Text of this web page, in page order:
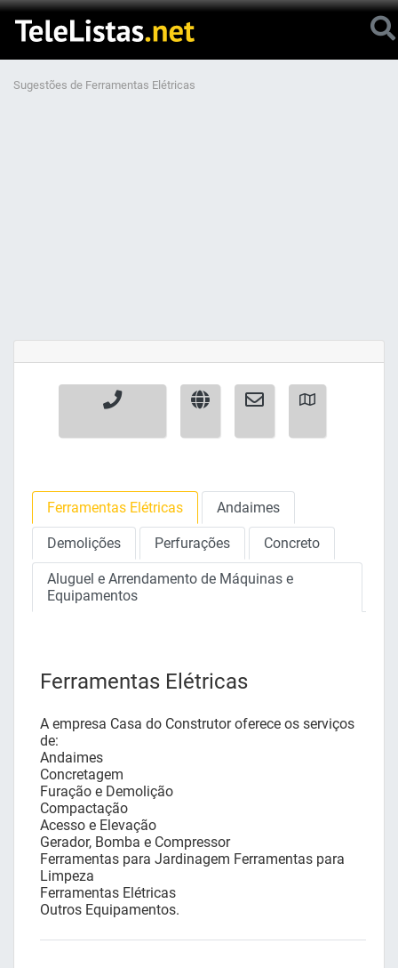
Sugestões de Ferramentas Elétricas
Ferramentas Elétricas Andaimes
Demolições Perfurações Concreto
Aluguel e Arrendamento de Máquinas e
Equipamentos
Ferramentas Elétricas
A empresa Casa do Construtor oferece os serviços
de:
Andaimes
Concretagem
Furação e Demolição
Compactação
Acesso e Elevação
Gerador, Bomba e Compressor
Ferramentas para Jardinagem Ferramentas para
Limpeza
Ferramentas Elétricas
Outros Equipamentos.